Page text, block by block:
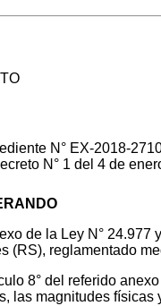
N° EX-2018-
N° 1 del 4 de
de la Ley N°
(RS), reglamentado
8° del referido
las magnitudes